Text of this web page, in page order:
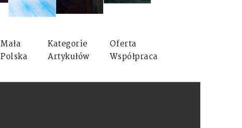
Mała
Polska
Kategorie
Artykułów
Oferta
Współpraca